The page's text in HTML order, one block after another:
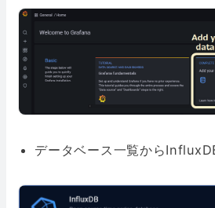
データベース一覧から